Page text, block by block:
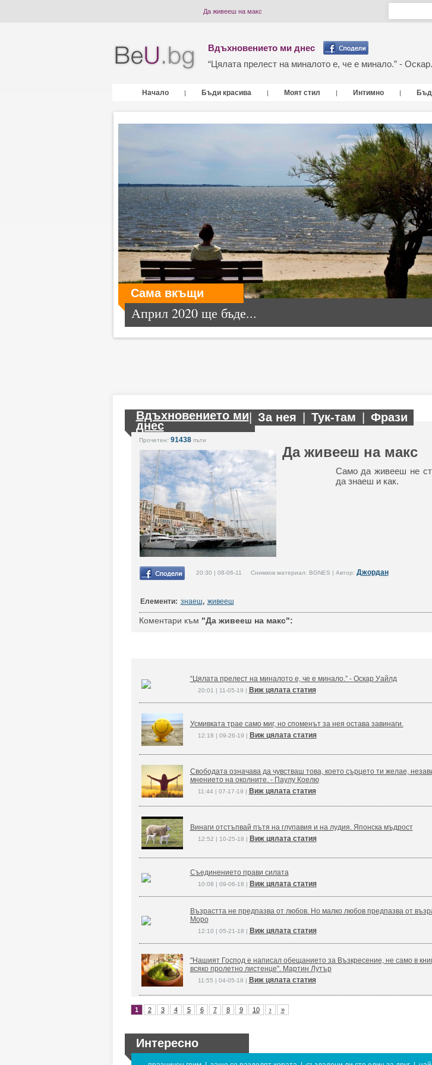
Да живееш на макс
Вдъхновението ми днес
“Цялата прелест на миналото е, че е минало.” -
Начало | Бъди красива | Моят стил | Интимно |
Сама вкъщи
Април 2020 ще бъде...
Вдъхновението ми
днес
| За нея Тук-там Фрази
Прочетен: 91438пъти
Да живееш на макс
Само да живееш не
да знаеш и как.
20:30 | 08-06-11 Снимков материал: BGNES | Автор: Джордан
Елементи: знаеш, живееш
Коментари към "Да живееш на макс":
“Цялата прелест на миналото е, че е минало.” - Оскар Уайлд
20:01 | 11-05-19 | Виж цялата статия
Усмивката трае само миг, но споменът за нея остава завинаги.
12:18 | 09-26-19 | Виж цялата статия
Свободата означава да чувстваш това, което сърцето ти желае,
мнението на околните. - Паулу Коелю
11:44 | 07-17-19 | Виж цялата статия
Винаги отстъпвай пътя на глупавия и на лудия. Японска мъдрост
12:52 | 10-25-18 | Виж цялата статия
Съединението прави силата
10:08 | 09-06-18 | Виж цялата статия
Възрастта не предпазва от любов. Но малко любов предпазва от
Моро
12:10 | 05-21-18 | Виж цялата статия
"Нашият Господ е написал обещанието за Възкресение, не само в
всяко пролетно листенце". Мартин Лутър
11:55 | 04-05-18 | Виж цялата статия
1 2 3 4 5 6 7 8 9 10 › »
Интересно